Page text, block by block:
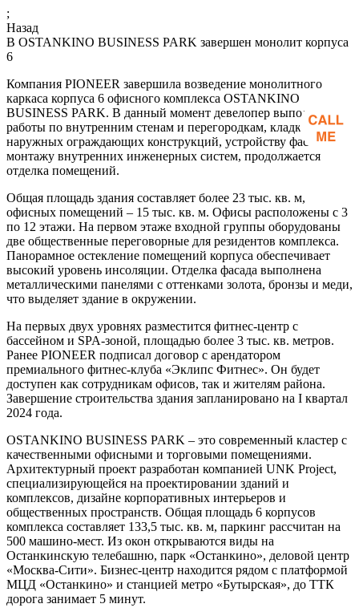
;
Назад
В OSTANKINO BUSINESS PARK завершен монолит корпуса
6
Компания PIONEER завершила возведение монолитного
каркаса корпуса 6 офисного комплекса OSTANKINO
BUSINESS PARK. В данный момент девелопер выполняет
работы по внутренним стенам и перегородкам, кладке
наружных ограждающих конструкций, устройству фасада,
монтажу внутренних инженерных систем, продолжается
отделка помещений.
Общая площадь здания составляет более 23 тыс. кв. м,
офисных помещений – 15 тыс. кв. м. Офисы расположены с 3
по 12 этажи. На первом этаже входной группы оборудованы
две общественные переговорные для резидентов комплекса.
Панорамное остекление помещений корпуса обеспечивает
высокий уровень инсоляции. Отделка фасада выполнена
металлическими панелями с оттенками золота, бронзы и меди,
что выделяет здание в окружении.
На первых двух уровнях разместится фитнес-центр с
бассейном и SPA-зоной, площадью более 3 тыс. кв. метров.
Ранее PIONEER подписал договор с арендатором
премиального фитнес-клуба «Эклипс Фитнес». Он будет
доступен как сотрудникам офисов, так и жителям района.
Завершение строительства здания запланировано на I квартал
2024 года.
OSTANKINO BUSINESS PARK – это современный кластер с
качественными офисными и торговыми помещениями.
Архитектурный проект разработан компанией UNK Project,
специализирующейся на проектировании зданий и
комплексов, дизайне корпоративных интерьеров и
общественных пространств. Общая площадь 6 корпусов
комплекса составляет 133,5 тыс. кв. м, паркинг рассчитан на
500 машино-мест. Из окон открываются виды на
Останкинскую телебашню, парк «Останкино», деловой центр
«Москва-Сити». Бизнес-центр находится рядом с платформой
МЦД «Останкино» и станцией метро «Бутырская», до ТТК
дорога занимает 5 минут.